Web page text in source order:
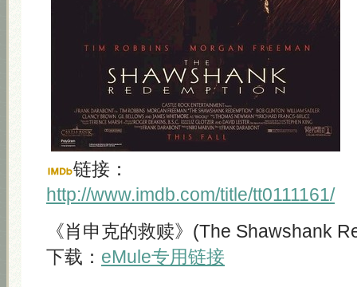
链接：
http://www.imdb.com/title/tt0111161/
《肖申克的救赎》(The Shawshank
下载： eMule专用链接